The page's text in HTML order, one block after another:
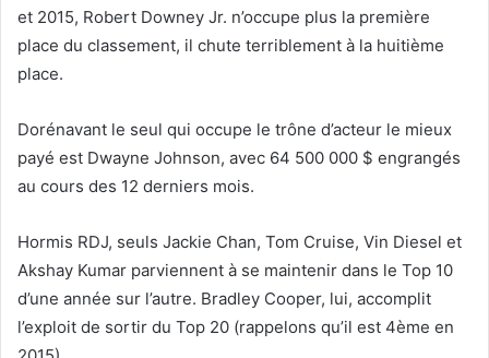
et 2015, Robert Downey Jr. n’occupe plus la première
place du classement, il chute terriblement à la huitième
place.
Dorénavant le seul qui occupe le trône d’acteur le mieux
payé est Dwayne Johnson, avec 64 500 000 $ engrangés
au cours des 12 derniers mois.
Hormis RDJ, seuls Jackie Chan, Tom Cruise, Vin Diesel et
Akshay Kumar parviennent à se maintenir dans le Top 10
d’une année sur l’autre. Bradley Cooper, lui, accomplit
l’exploit de sortir du Top 20 (rappelons qu’il est 4ème en